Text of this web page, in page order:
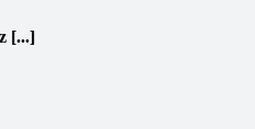
[...]